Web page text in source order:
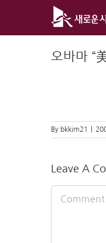
오바마 “
By bkkim21
Leave A